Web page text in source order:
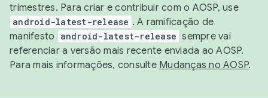
trimestres. Para criar e contribuir com o AOSP, use
android-latest-release . A ramificação de
manifesto
android-latest-release sempre vai
referenciar a versão mais recente enviada ao AOSP.
Para mais informações, consulte Mudanças no AOSP.